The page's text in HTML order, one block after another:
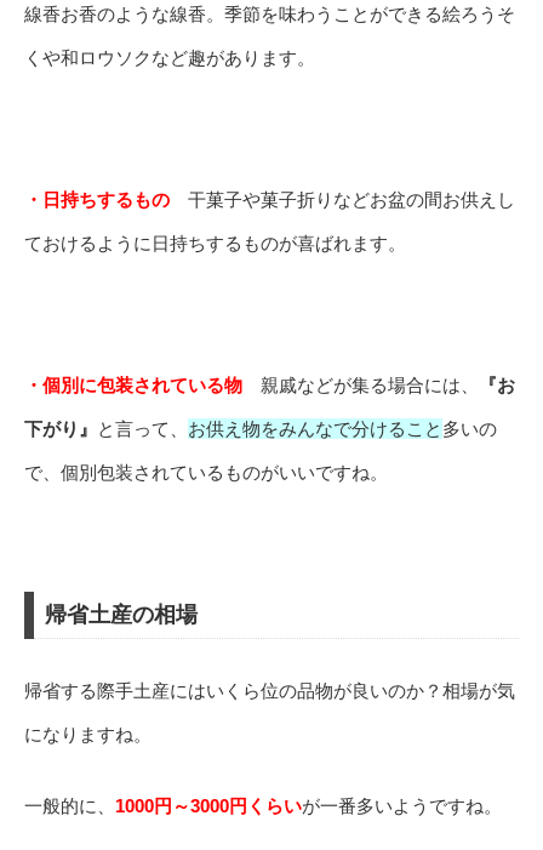
線香お香のような線香。季節を味わうことができる絵ろうそ
くや和ロウソクなど趣があります。
・日持ちするもの 干菓子や菓子折りなどお盆の間お供えし
ておけるように日持ちするものが喜ばれます。
・個別に包装されている物 親戚などが集る場合には、 『お
下がり』 と言って、 お供え物をみんなで分けること 多いの
で、個別包装されているものがいいですね。
帰省土産の相場
帰省する際手土産にはいくら位の品物が良いのか？相場が気
になりますね。
一般的に 1000円～3000円くらいが一番多いようですね。